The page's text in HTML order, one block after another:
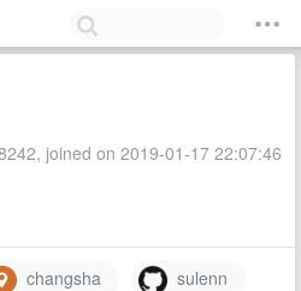
joined on 2019-01-17 22:07:46
changsha sulenn